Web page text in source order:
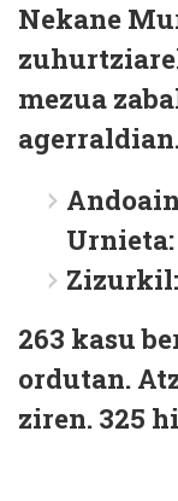
Nekane
mezua
Urnieta:
Zizurkil:
263 kasu
ordutan.
ziren. 325